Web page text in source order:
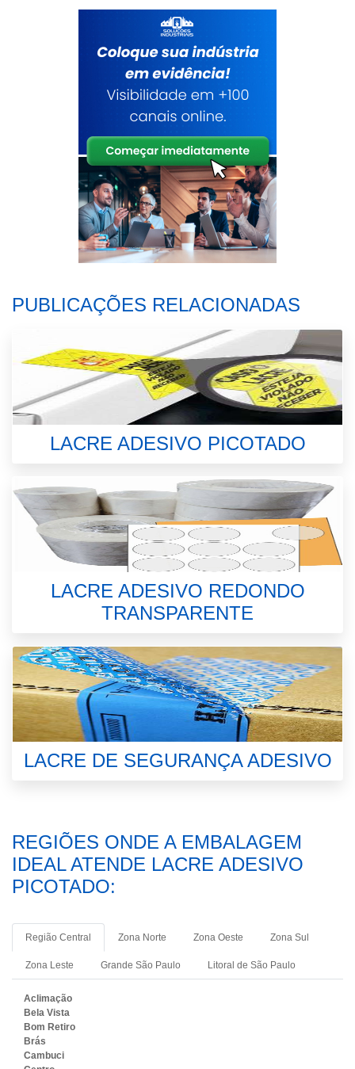
PUBLICAÇÕES RELACIONADAS
LACRE ADESIVO PICOTADO
LACRE ADESIVO REDONDO
TRANSPARENTE
LACRE DE SEGURANÇA ADESIVO
REGIÕES ONDE A EMBALAGEM
IDEAL ATENDE LACRE ADESIVO
PICOTADO:
Região Central Zona Norte Zona Oeste Zona Sul
Zona Leste Grande São Paulo Litoral de São Paulo
Aclimação
Bela Vista
Bom Retiro
Brás
Cambuci